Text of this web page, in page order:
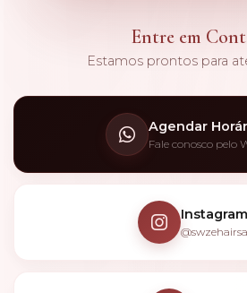
Entre em
Estamos prontos para
Agendar
Fale conosco pelo
Instagram